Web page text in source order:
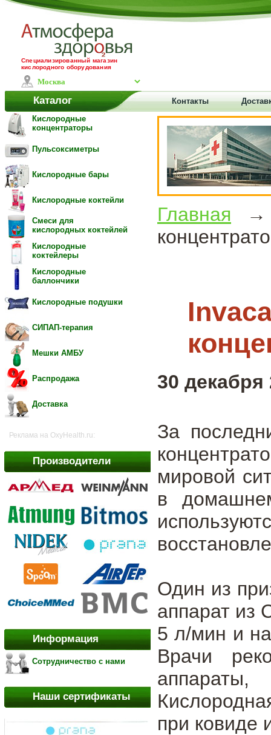
Специализированный магазин
кислородного оборудования
Каталог Контакты
Кислородные
концентраторы
Пульсоксиметры
Кислородные бары
Кислородные коктейли
Смеси для
кислородных коктейлей
Кислородные
коктейлеры
Кислородные
баллончики
Кислородные подушки
СИПАП-терапия
Мешки АМБУ
Распродажа
Доставка
Реклама на OxyHealth.ru:
Производители
Информация
Сотрудничество с нами
Наши сертификаты
Главная
30 декабря
За
мировой
в
Один из
аппарат из
5 л/мин и
Врачи
при ковиде